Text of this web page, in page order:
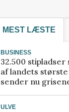
MEST LÆSTE
BUSINESS
32.500
af landets
sender nu
ULVE